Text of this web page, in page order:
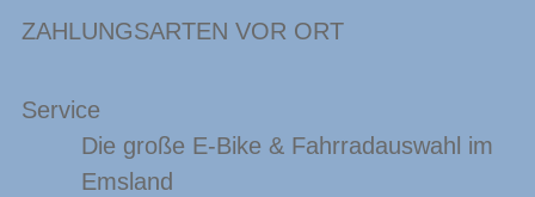
ZAHLUNGSARTEN VOR ORT
Service
Die große E-Bike & Fahrradauswahl im
Emsland